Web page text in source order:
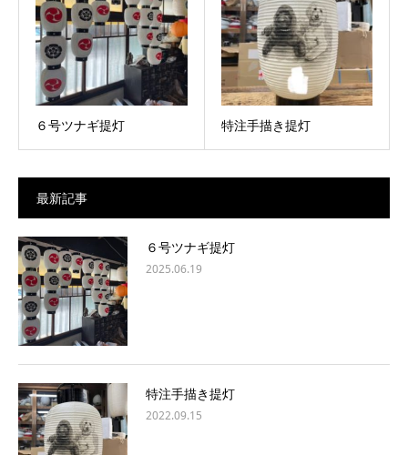
６号ツナギ提灯 特注手描き提灯
最新記事
６号ツナギ提灯
2025.06.19
特注手描き提灯
2022.09.15